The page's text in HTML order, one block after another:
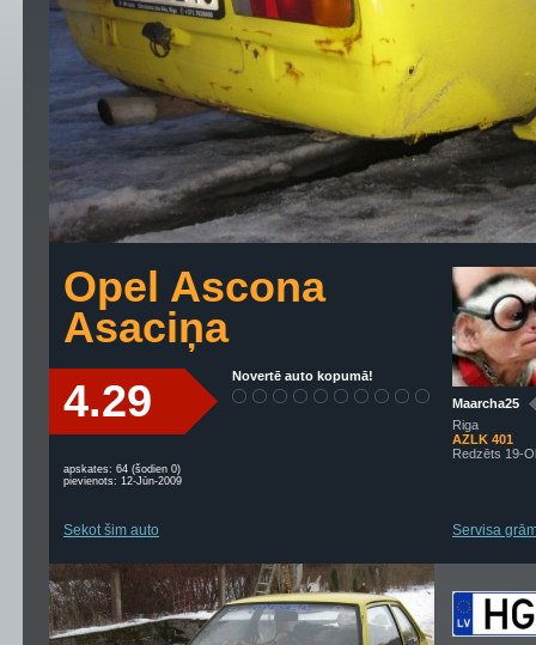
Opel Ascona
Asaciņa
4.29 Novertē auto kopumā!
apskates: 64 (šodien 0)
pievienots: 12-Jūn-2009
Sekot šim auto
Maarcha25
Riga
AZLK 401
Redzēts 19-
Servisa